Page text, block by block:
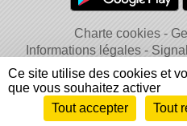
Charte cookies
Informations légales
Envie de participer ?
Ce site utilise des cookies et
que vous souhaitez activer
Tout accepter
Tout